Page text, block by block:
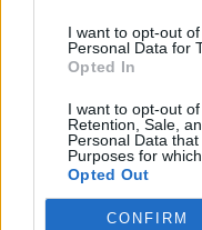
I want to opt-out
Personal Data for
Opted In
I want to opt-out
Retention, Sale,
Personal Data
Purposes for
Opted Out
CONFIRM
Στη Μεσσηνία το
06/08/2026 13:41